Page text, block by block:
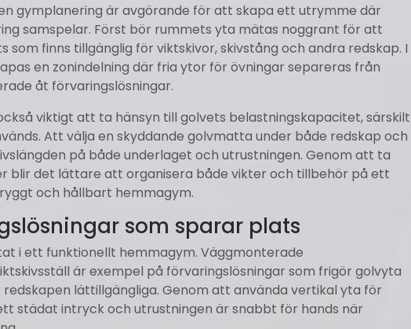
­gymplanering är avgörande för att skapa ett utrymme där
samspelar. Först bör rummets yta mätas noggrant för att
som finns tillgänglig för viktskivor, skivstång och andra redskap. I
en zonindelning där fria ytor för övningar separeras från
åt förvaringslösningar.
viktigt att ta hänsyn till golvets belastnings­kapacitet, särskilt
Att välja en skyddande golvmatta under både redskap och
på både underlaget och utrustningen. Genom att ta
blir det lättare att organisera både vikter och tillbehör på ett
och hållbart hemmagym.
som sparar plats
i ett funktionellt hemmagym. Väggmonterade
är exempel på förvaringslösningar som frigör golvyta
lättillgängliga. Genom att använda vertikal yta för
städat intryck och utrustningen är snabbt för hands när